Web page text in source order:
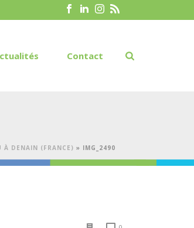
Contact
À DENAIN (FRANCE) » IMG_2490